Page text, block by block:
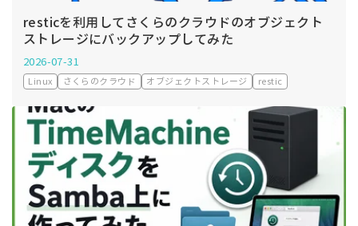
resticを利用してさくらのクラウドのオブジェクト
ストレージにバックアップしてみた
2026-07-31
Linux さくらのクラウド オブジェクトストレージ restic